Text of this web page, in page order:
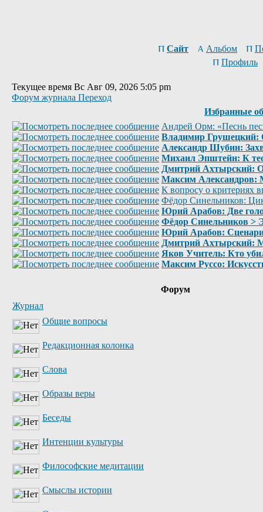
Сайт Альбом
Профиль
Текущее время Вс Авг 09, 2026 5:05 pm
Форум журнала Переход
Избранные
Андрей Орм: «Песнь
Владимир Грушецкий:
Александр Шубин:
Михаил Эпштейн: К
Дмитрий Ахтырский:
Максим Александров:
К вопросу о критериях
Фёдор Синельников:
Юрий Арабов: Две
Фёдор Синельников >
Юрий Арабов:
Дмитрий Ахтырский:
Яков Учитель: Кто
Максим Руссо:
Форум
Журнал
Общие вопросы
Редакционная колонка
Слова
Образы веры
Беседы
Интенции культуры
Философские медитации
Смыслы истории